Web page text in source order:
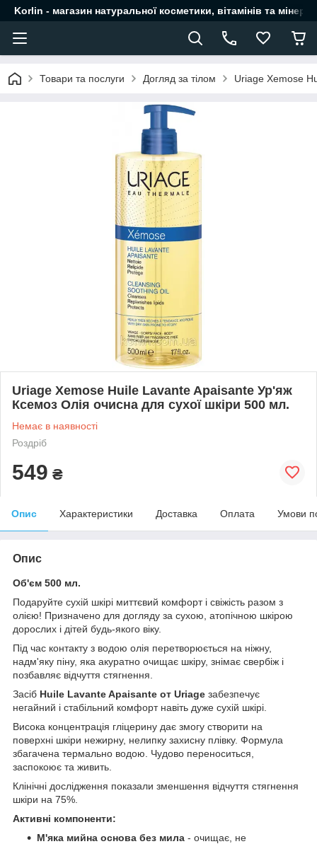
Korlin - магазин натуральної косметики, вітамінів та
Товари та послуги Догляд за тілом Uriage Xemose
Uriage Xemose Huile Lavante Apaisante Ур'яж
Ксемоз Олія очисна для сухої шкіри 500 мл.
Немає в наявності
Роздріб
549 ₴
Опис Характеристики Доставка Оплата Умови
Опис
Об'єм 500 мл.
Подаруйте сухій шкірі миттєвий комфорт і свіжість разом з
олією! Призначено для догляду за сухою, атопічною шкірою
дорослих і дітей будь-якого віку.
Під час контакту з водою олія перетворюється на ніжну,
надм'яку піну, яка акуратно очищає шкіру, знімає свербіж і
позбавляє відчуття стягнення.
Засіб Huile Lavante Apaisante от Uriage забезпечує
негайний і стабільний комфорт навіть дуже сухій шкірі.
Висока концентрація гліцерину дає змогу створити на
поверхні шкіри нежирну, нелипку захисну плівку. Формула
збагачена термально водою. Чудово переноситься,
заспокоює та живить.
Клінічні дослідження показали зменшення відчуття стягнення
шкіри на 75%.
Активні компоненти:
М'яка мийна основа без мила - очищає, не